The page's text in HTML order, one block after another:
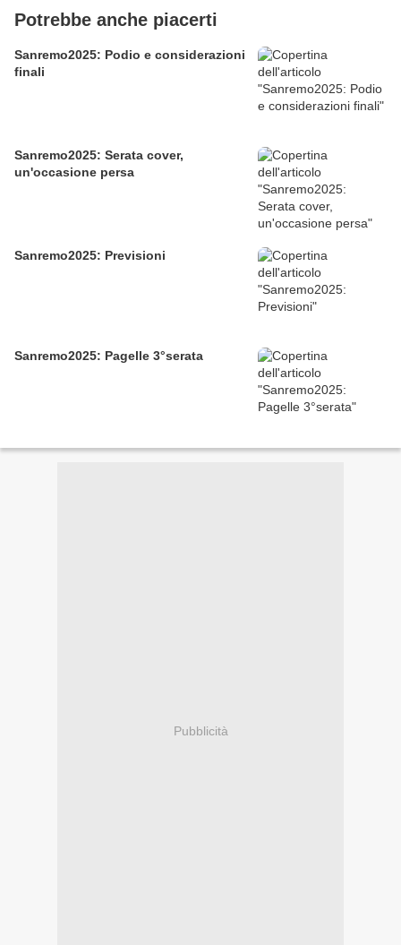
Potrebbe anche piacerti
Sanremo2025: Podio e considerazioni
finali
Sanremo2025: Serata cover,
un'occasione persa
Sanremo2025: Previsioni
Sanremo2025: Pagelle 3°serata
Pubblicità